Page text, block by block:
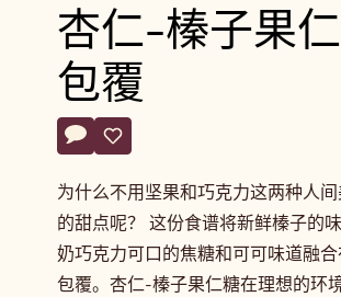
centre
Belgium
杏仁-榛子果
包覆
Actions
评论
- 杏仁-榛子果仁糖馅料用于包覆
保存
- 杏仁-榛子果仁糖馅料用于包覆
为什么不用坚果和巧克力这两种人
的甜点呢？ 这份食谱将新鲜榛子的
奶巧克力可口的焦糖和可可味道融
包覆。杏仁-榛子果仁糖在理想的环